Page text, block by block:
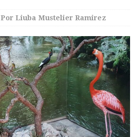
Por Liuba Mustelier Ramirez